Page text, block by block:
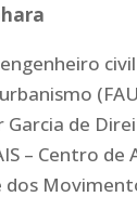
Garcia de
– Centro de
dos